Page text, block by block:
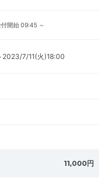
開始 09:45 ～
7/11(火)18:00
11,000円